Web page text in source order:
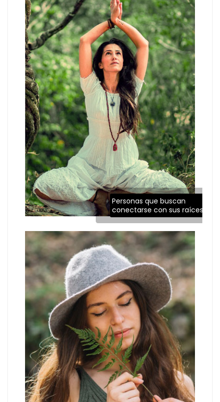
Personas que buscan
conectarse con sus raíces